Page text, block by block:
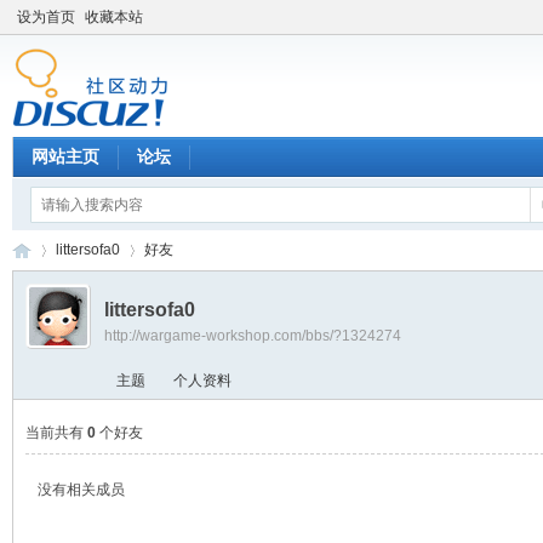
设为首页 收藏本站
网站主页 论坛
›
littersofa0 好友
littersofa0
http://wargame-workshop.com/bbs/?1324274
主题 个人资料
当前共有 0个好友
没有相关成员